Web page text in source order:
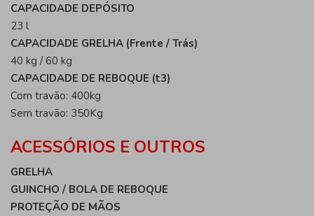
CAPACIDADE DEPÓSITO
23 l
CAPACIDADE GRELHA (Frente / Trás)
40 kg / 60 kg
CAPACIDADE DE REBOQUE (t3)
Com travão: 400kg
Sem travão: 350Kg
ACESSÓRIOS E OUTROS
GRELHA
GUINCHO / BOLA DE REBOQUE
PROTEÇÃO DE MÃOS